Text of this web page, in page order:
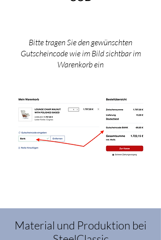
Bitte tragen Sie den gewünschten
Gutscheincode wie im Bild sichtbar im
Warenkorb ein
Material und Produktion bei